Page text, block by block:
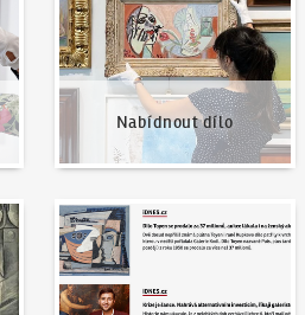
Nabídnout dílo
Napsali o nás